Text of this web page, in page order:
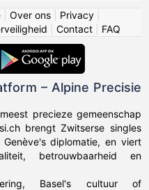
Over ons Privacy
Contact FAQ
– Alpine Precisie
precieze gemeenschap
brengt Zwitserse singles
diplomatie, en viert
betrouwbaarheid en
Basel's cultuur of